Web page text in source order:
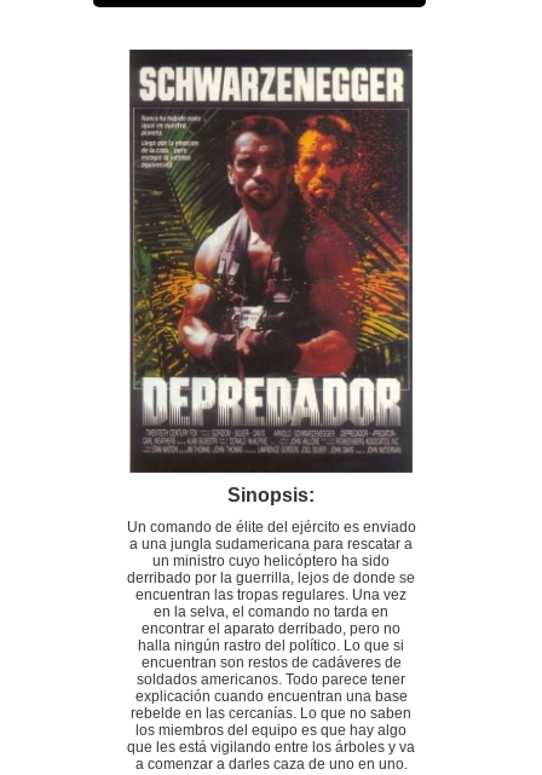
Sinopsis:
Un comando de élite del ejército es enviado
a una jungla sudamericana para rescatar a
un ministro cuyo helicóptero ha sido
derribado por la guerrilla, lejos de donde se
encuentran las tropas regulares. Una vez
en la selva, el comando no tarda en
encontrar el aparato derribado, pero no
halla ningún rastro del político. Lo que si
encuentran son restos de cadáveres de
soldados americanos. Todo parece tener
explicación cuando encuentran una base
rebelde en las cercanías. Lo que no saben
los miembros del equipo es que hay algo
que les está vigilando entre los árboles y va
a comenzar a darles caza de uno en uno.